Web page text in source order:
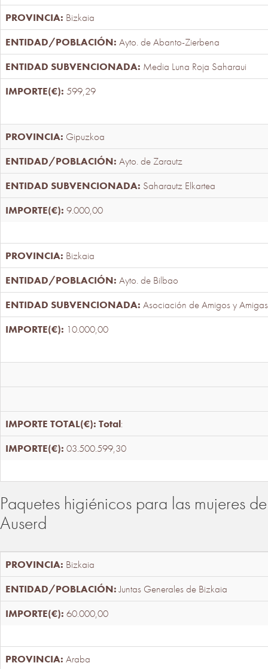
Bizkaia
Ayto. de Abanto-Zierbena
Media Luna Roja Saharaui
599,29
Gipuzkoa
Ayto. de Zarautz
Saharautz Elkartea
9.000,00
Bizkaia
Ayto. de Bilbao
Asociación de Amigos y
10.000,00
Total:
03.500.599,30
Paquetes higiénicos para las mujeres
Auserd
Bizkaia
Juntas Generales de Bizkaia
60.000,00
Araba